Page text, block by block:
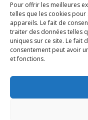
Pour offrir les meilleures
telles que les cookies
appareils. Le fait de
traiter des données telles
uniques sur ce site. Le fait
consentement peut avoir
et fonctions.
Newsletter &